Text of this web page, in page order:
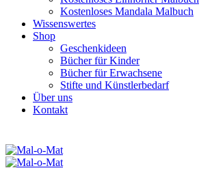
Kostenloses Mandala Malbuch
Wissenswertes
Shop
Geschenkideen
Bücher für Kinder
Bücher für Erwachsene
Stifte und Künstlerbedarf
Über uns
Kontakt